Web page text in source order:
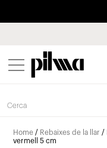
pilma
Home / Rebaixes de la llar /
vermell 5 cm